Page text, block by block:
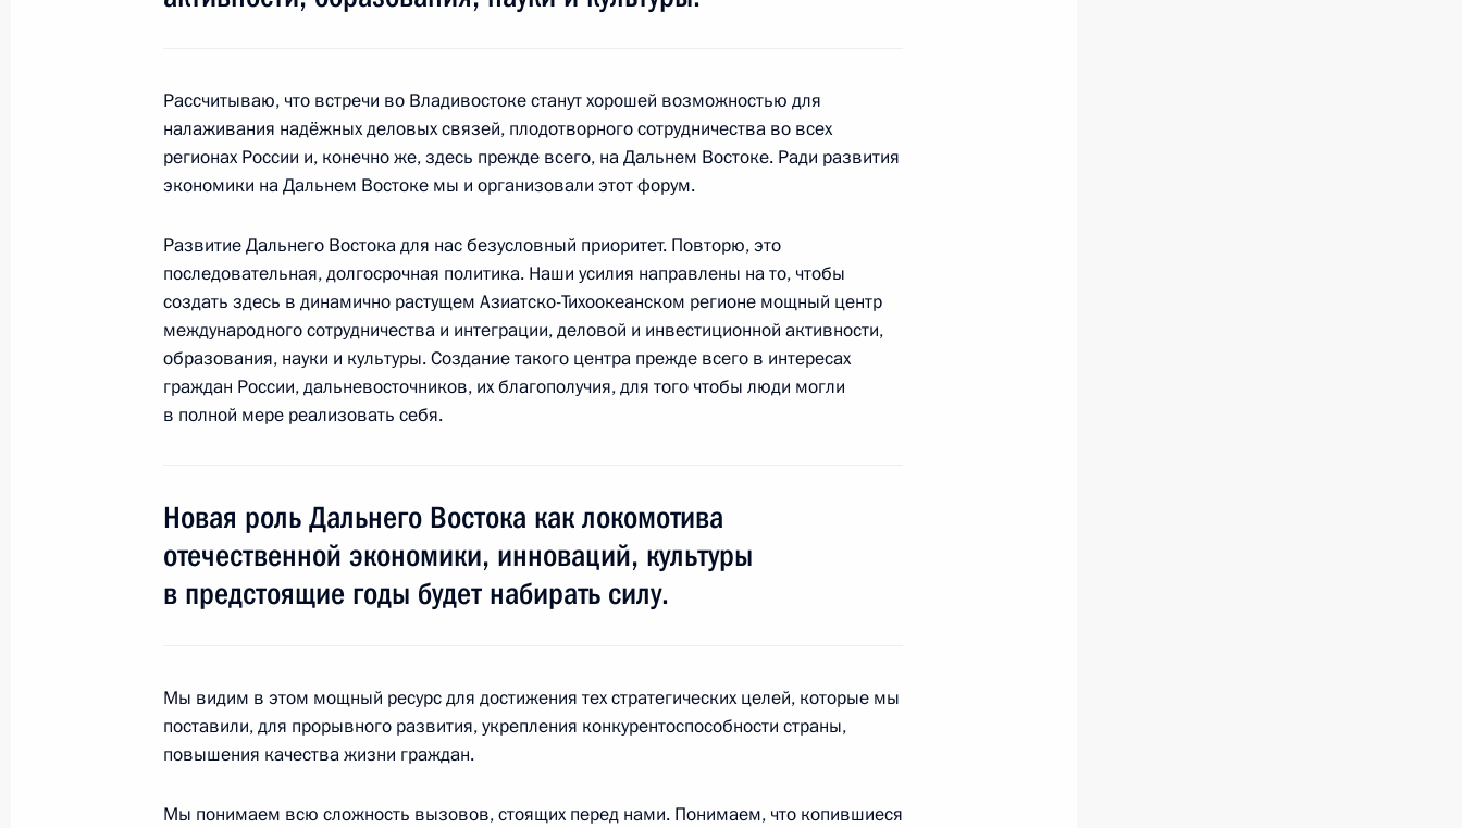
государств
27 июля 2018 года, 12:15 Йоханнесбург
19 июля 2018 года, четверг
Совещание послов и постоянных представителей России
19 июля 2018 года, 14:10 Москва
16 июля 2018 года, понедельник
16 июля 2018 года, 18:35
Союзного государства
19 июня 2018 года, 20:00 Минск
Рассчитываю, что встречи во Владивостоке станут хорошей возможностью для
налаживания надёжных деловых связей, плодотворного сотрудничества во всех
регионах России и, конечно же, здесь прежде всего, на Дальнем Востоке. Ради развития
экономики на Дальнем Востоке мы и организовали этот форум.
Развитие Дальнего Востока для нас безусловный приоритет. Повторю, это
последовательная, долгосрочная политика. Наши усилия направлены на то, чтобы
создать здесь в динамично растущем Азиатско-Тихоокеанском регионе мощный центр
международного сотрудничества и интеграции, деловой и инвестиционной активности,
образования, науки и культуры. Создание такого центра прежде всего в интересах
граждан России, дальневосточников, их благополучия, для того чтобы люди могли
в полной мере реализовать себя.
Новая роль Дальнего Востока как локомотива
отечественной экономики, инноваций, культуры
в предстоящие годы будет набирать силу.
Мы видим в этом мощный ресурс для достижения тех стратегических целей, которые мы
поставили, для прорывного развития, укрепления конкурентоспособности страны,
повышения качества жизни граждан.
Мы понимаем всю сложность вызовов, стоящих перед нами. Понимаем, что копившиеся